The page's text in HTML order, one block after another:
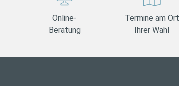
Online-
Beratung
Termine am Ort
Ihrer Wahl